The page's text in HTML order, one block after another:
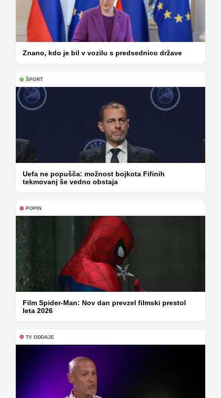
Znano, kdo je bil v vozilu s predsednico države
ŠPORT
Uefa ne popušča: možnost bojkota Fifinih
tekmovanj še vedno obstaja
POPIN
Film Spider-Man: Nov dan prevzel filmski prestol
leta 2026
TV ODDAJE